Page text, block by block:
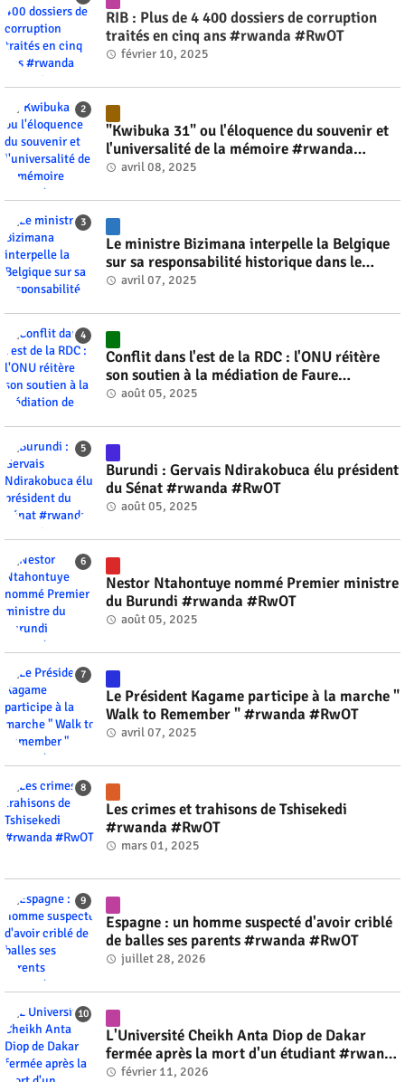
RIB : Plus de 4 400 dossiers de corruption
traités en cinq ans #rwanda #RwOT
février 10, 2025
"Kwibuka 31" ou l'éloquence du souvenir et
l'universalité de la mémoire #rwanda
#RwOT
avril 08, 2025
Le ministre Bizimana interpelle la Belgique
sur sa responsabilité historique dans le
génocide #rwanda #RwOT
avril 07, 2025
Conflit dans l'est de la RDC : l'ONU réitère
son soutien à la médiation de Faure
Gnassingbé #rwanda #RwOT
août 05, 2025
Burundi : Gervais Ndirakobuca élu président
du Sénat #rwanda #RwOT
août 05, 2025
Nestor Ntahontuye nommé Premier ministre
du Burundi #rwanda #RwOT
août 05, 2025
Le Président Kagame participe à la marche "
Walk to Remember " #rwanda #RwOT
avril 07, 2025
Les crimes et trahisons de Tshisekedi
#rwanda #RwOT
mars 01, 2025
Espagne : un homme suspecté d'avoir criblé
de balles ses parents #rwanda #RwOT
juillet 28, 2026
L'Université Cheikh Anta Diop de Dakar
fermée après la mort d'un étudiant #rwanda
#RwOT
février 11, 2026